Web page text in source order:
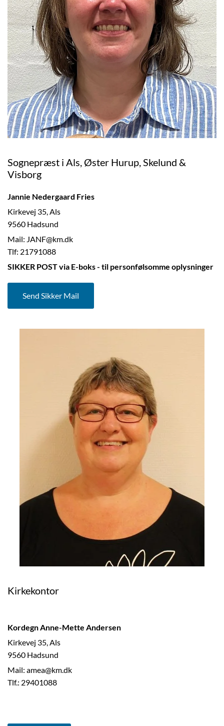
Sognepræst i Als, Øster Hurup, Skelund &
Visborg
Jannie Nedergaard Fries
Kirkevej 35, Als
9560 Hadsund
Mail: JANF@km.dk
Tlf: 21791088
SIKKER POST via E-boks - til personfølsomme oplysninger
Send Sikker Mail
Kirkekontor
Kordegn Anne-Mette Andersen
Kirkevej 35, Als
9560 Hadsund
Mail: amea@km.dk
Tlf.: 29401088